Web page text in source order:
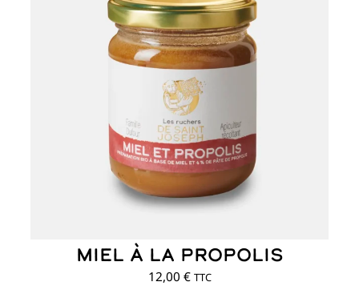
Miel à la propolis
12,00 € TTC